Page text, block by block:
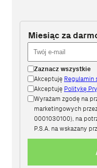
Miesiąc za
Zaznacz wszystkie
Akceptuję Regulamin
Akceptuję Politykę
Wyrażam zgodę na
marketingowych
0001030100), na
P.S.A. na wskazany